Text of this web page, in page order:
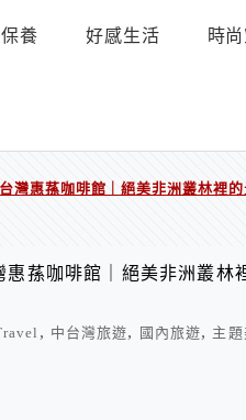
養 好感生活 時
灣惠蓀咖啡館｜絕美非洲叢林裡
惠蓀咖啡館｜絕美非洲叢林
, 中台灣旅遊, 國內旅遊, 主